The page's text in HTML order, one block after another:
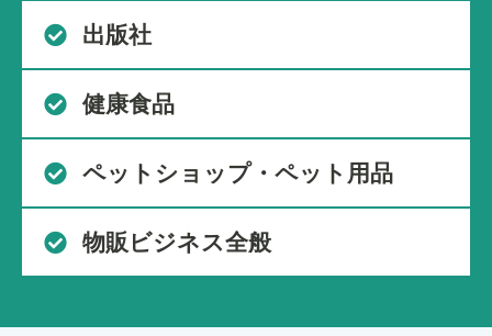
出版社
健康食品
ペットショップ・ペット用品
物販ビジネス全般